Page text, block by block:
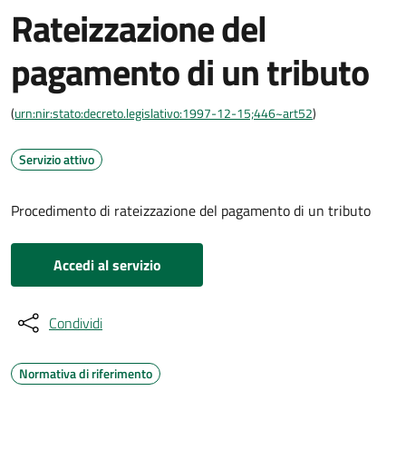
Rateizzazione del
pagamento di un tributo
(urn:nir:stato:decreto.legislativo:1997-12-15;446~art52)
Servizio attivo
Procedimento di rateizzazione del pagamento di un tributo
Accedi al servizio
Condividi
Normativa di riferimento